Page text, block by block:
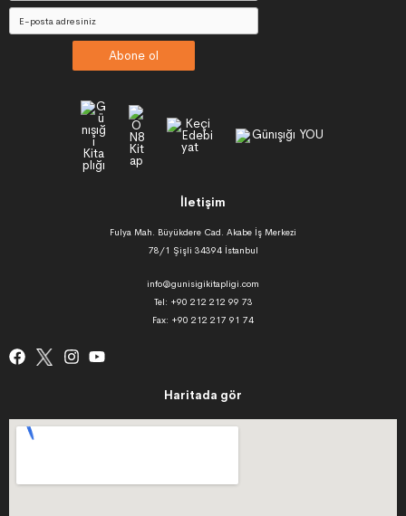
Abone ol
İletişim
Fulya Mah. Büyükdere Cad. Akabe İş Merkezi
78/1 Şişli 34394 İstanbul
info@gunisigikitapligi.com
Tel: +90 212 212 99 73
Fax: +90 212 217 91 74
Haritada gör